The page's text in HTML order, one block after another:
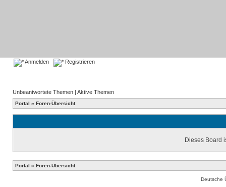
Anmelden Registrieren
Unbeantwortete Themen | Aktive Themen
Portal » Foren-Übersicht
Dieses Board
Portal » Foren-Übersicht
Deutsche